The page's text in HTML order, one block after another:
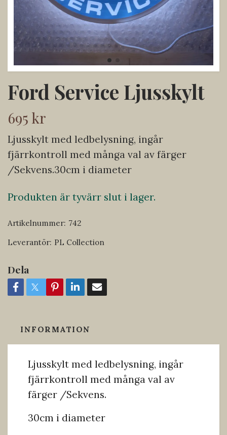
Ford Service Ljusskylt
695 kr
Ljusskylt med ledbelysning, ingår
fjärrkontroll med många val av färger
/Sekvens.30cm i diameter
Produkten är tyvärr slut i lager.
Artikelnummer: 742
Leverantör: PL Collection
Dela
INFORMATION
Ljusskylt med ledbelysning, ingår
fjärrkontroll med många val av
färger /Sekvens.
30cm i diameter